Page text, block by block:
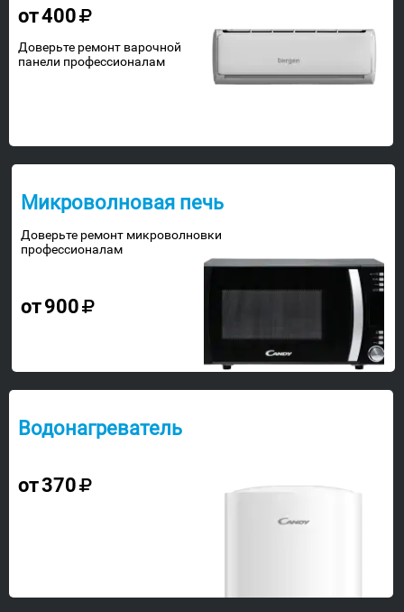
от400
Доверьте ремонт варочной
панели профессионалам
Микроволновая печь
Доверьте ремонт микроволновки
профессионалам
от900
Водонагреватель
от370